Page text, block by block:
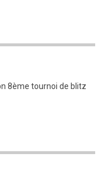
8ème tournoi de blitz